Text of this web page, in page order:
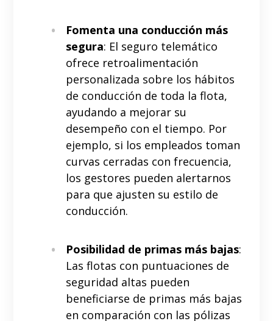
Fomenta una conducción más
segura: El seguro telemático
ofrece retroalimentación
personalizada sobre los hábitos
de conducción de toda la flota,
ayudando a mejorar su
desempeño con el tiempo. Por
ejemplo, si los empleados toman
curvas cerradas con frecuencia,
los gestores pueden alertarnos
para que ajusten su estilo de
conducción.
Posibilidad de primas más bajas:
Las flotas con puntuaciones de
seguridad altas pueden
beneficiarse de primas más bajas
en comparación con las pólizas